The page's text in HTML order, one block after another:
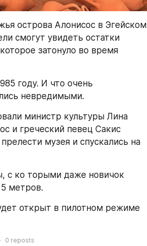
острова Алонисос в Эгейском
смогут увидеть остатки
затонуло во время
году. И что очень
невредимыми.
министр культуры Лина
и греческий певец Сакис
музея и спускались на
с ко торыми даже новичок
метров.
открыт в пилотном режиме
0 reposts